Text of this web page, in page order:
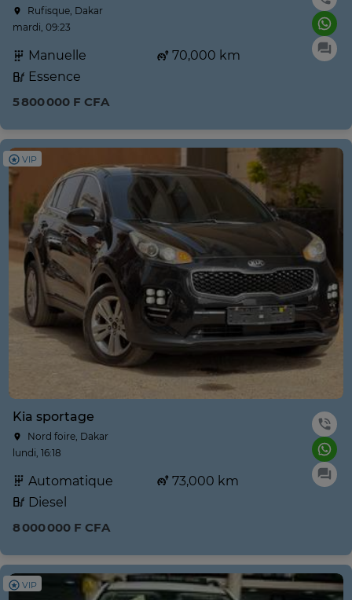
Rufisque, Dakar
mardi, 09:23
Manuelle
70,000 km
Essence
5 800 000 F CFA
VIP
Kia sportage
Nord foire, Dakar
lundi, 16:18
Automatique
73,000 km
Diesel
8 000 000 F CFA
VIP